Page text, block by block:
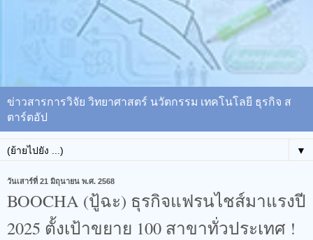
ข่าวสารการวิจัย วิทยาศาสตร์ นวัตกรรม เทคโนโลยี ธุรกิจ ส
ตาร์ตอัป
▼
วันเสาร์ที่ 21 มิถุนายน พ.ศ. 2568
BOOCHA (ปู้ฉะ) ธุรกิจแฟรนไชส์มาแรงปี
2025 ตั้งเป้าขยาย 100 สาขาทั่วประเทศ !